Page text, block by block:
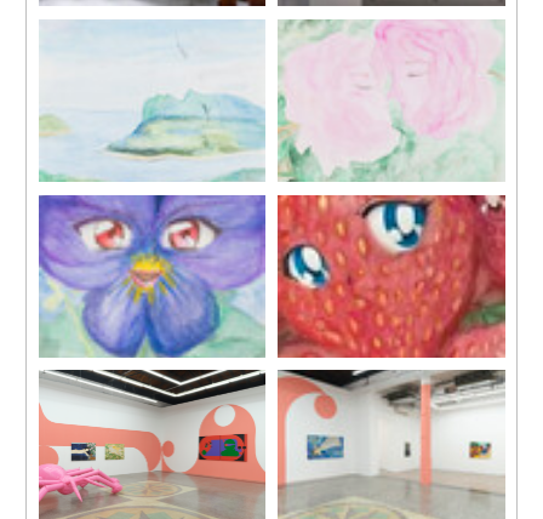
《沈思》，2023
展覽現場，“春”，馬凌畫廊田
灣工作室，2023
《吻》，2022
紙本水彩
紙本尺寸：19 x 24 cm
裝裱尺寸：29 x 33.8 cm
《吻》，2022
紙本水彩
紙本尺寸：19 x 24 cm
裝裱尺寸：29 x 33.8 cm
《三色堇》，2022
紙本水彩
紙本尺寸：24 x 19 cm
裝裱尺寸：33.8 x 29 cm
《草莓》，2022
紙本水彩
紙本尺寸：24 x 19 cm